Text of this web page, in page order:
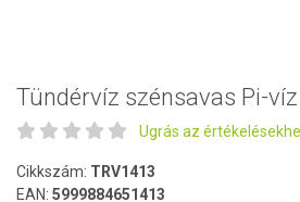
Tündérvíz szénsavas Pi-víz
Ugrás az
Cikkszám: TRV1413
EAN: 5999884651413